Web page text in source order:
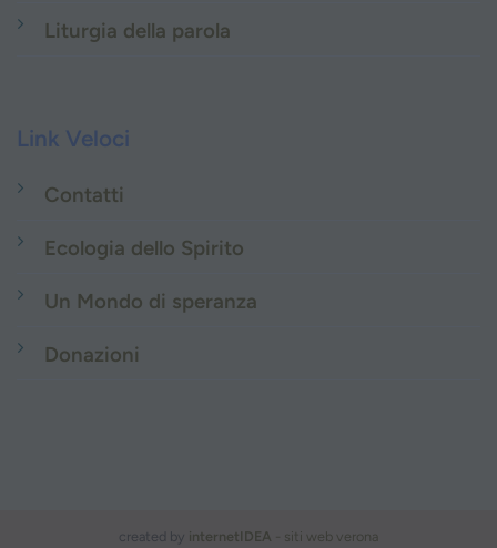
Liturgia della parola
Link Veloci
Contatti
Ecologia dello Spirito
Un Mondo di speranza
Donazioni
created by internetIDEA - siti web verona